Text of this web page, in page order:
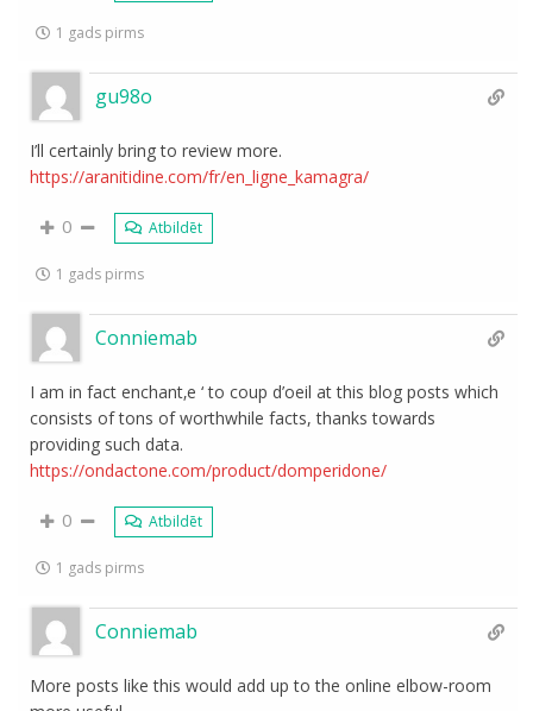
1 gads pirms
gu98o
I’ll certainly bring to review more.
https://aranitidine.com/fr/en_ligne_kamagra/
0 Atbildēt
1 gads pirms
Conniemab
I am in fact enchant‚e ‘ to coup d’oeil at this blog posts which
consists of tons of worthwhile facts, thanks towards
providing such data.
https://ondactone.com/product/domperidone/
0 Atbildēt
1 gads pirms
Conniemab
More posts like this would add up to the online elbow-room